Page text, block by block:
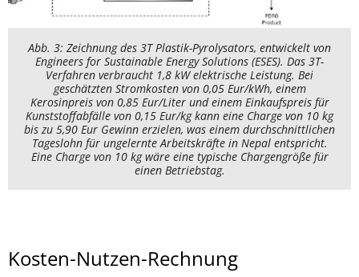
Abb. 3: Zeichnung des 3T Plastik-Pyrolysators, entwickelt von
Engineers for Sustainable Energy Solutions (ESES). Das 3T-
Verfahren verbraucht 1,8 kW elektrische Leistung. Bei
geschätzten Stromkosten von 0,05 Eur/kWh, einem
Kerosinpreis von 0,85 Eur/Liter und einem Einkaufspreis für
Kunststoffabfälle von 0,15 Eur/kg kann eine Charge von 10 kg
bis zu 5,90 Eur Gewinn erzielen, was einem durchschnittlichen
Tageslohn für ungelernte Arbeitskräfte in Nepal entspricht.
Eine Charge von 10 kg wäre eine typische Chargengröße für
einen Betriebstag.
Kosten-Nutzen-Rechnung